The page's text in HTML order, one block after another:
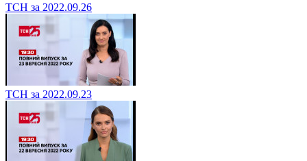
ТСН за 2022.09.26
ТСН за 2022.09.23